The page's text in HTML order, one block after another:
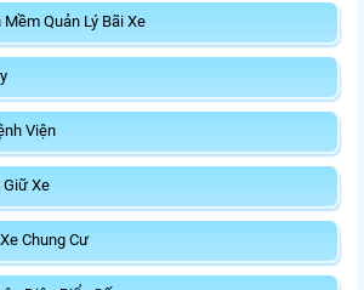
Quản Lý Bãi Xe
Viện
Giữ Xe
Chung Cư